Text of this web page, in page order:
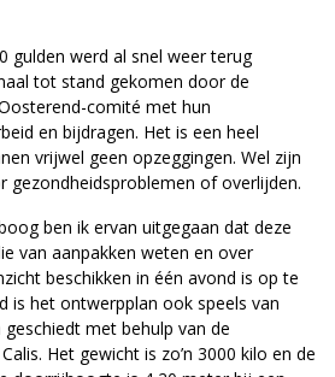
gulden werd al snel weer terug
tot stand gekomen door de
comité met hun
en bijdragen. Het is een heel
vrijwel geen opzeggingen. Wel zijn
gezondheidsproblemen of overlijden.
ben ik ervan uitgegaan dat deze
van aanpakken weten en over
beschikken in één avond is op te
is het ontwerpplan ook speels van
met behulp van de
Het gewicht is zo’n 3000 kilo en de